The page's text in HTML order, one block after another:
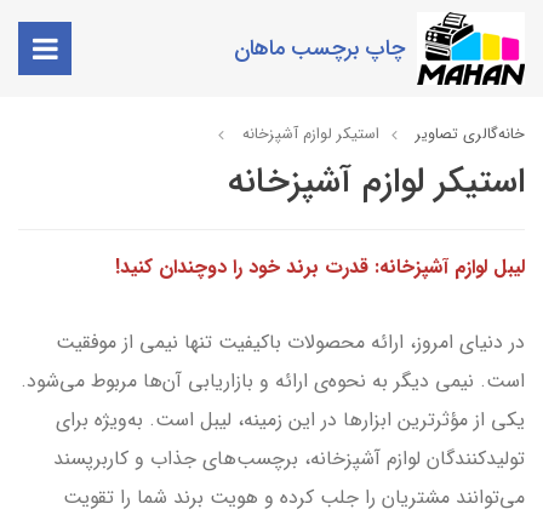
چاپ برچسب ماهان
خانهگالری تصاویر استیکر لوازم آشپزخانه
استیکر لوازم آشپزخانه
لیبل لوازم آشپزخانه: قدرت برند خود را دوچندان کنید!
در دنیای امروز، ارائه محصولات باکیفیت تنها نیمی از موفقیت
است. نیمی دیگر به نحوه‌ی ارائه و بازاریابی آن‌ها مربوط می‌شود.
یکی از مؤثرترین ابزارها در این زمینه، لیبل است. به‌ویژه برای
تولیدکنندگان لوازم آشپزخانه، برچسب‌های جذاب و کاربرپسند
می‌توانند مشتریان را جلب کرده و هویت برند شما را تقویت